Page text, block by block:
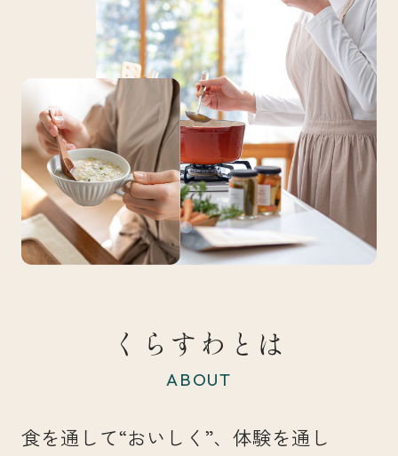
くらすわとは
ABOUT
食を通して“おいしく”、体験を通し